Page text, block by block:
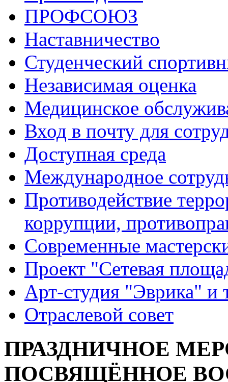
ПРОФСОЮЗ
Наставничество
Студенческий
Независимая оценка
Медицинское
Вход в почту для
Доступная среда
Международное
Противодействие
коррупции,
Современные
Проект "Сетевая
Арт-студия "Эврика" и
Отраслевой совет
ПРАЗДНИЧНОЕ
ПОСВЯЩЁННОЕ